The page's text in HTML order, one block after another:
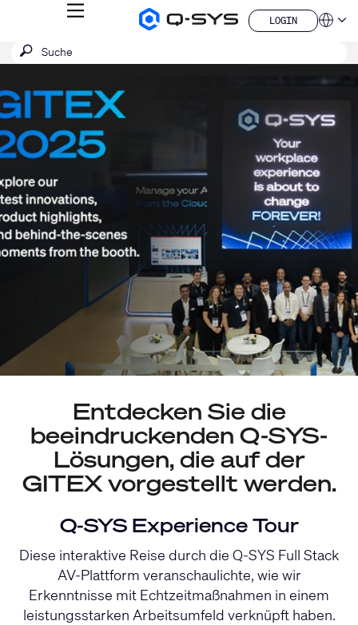
Q-
Produkte
MENÜ
LOGIN
LOGIN
QSYS.com (English)
Deutsch
Français
日本語
한국어
China (中文)
Suche
absenden
SUCHE
Folie:
1
/
Entdecken Sie die
beeindruckenden Q-SYS-
Lösungen, die auf der
GITEX vorgestellt werden.
Q-SYS Experience Tour
Diese interaktive Reise durch die Q-SYS Full Stack
AV-Plattform veranschaulichte, wie wir
Erkenntnisse mit Echtzeitmaßnahmen in einem
leistungsstarken Arbeitsumfeld verknüpft haben.